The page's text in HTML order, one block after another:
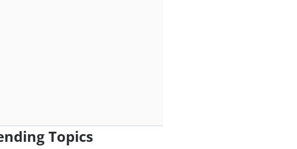
Topics